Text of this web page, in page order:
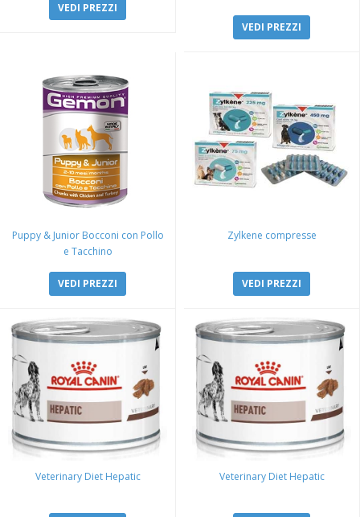
VEDI PREZZI
VEDI PREZZI
Puppy & Junior Bocconi con Pollo
e Tacchino
VEDI PREZZI
Zylkene compresse
VEDI PREZZI
Veterinary Diet Hepatic Veterinary Diet Hepatic